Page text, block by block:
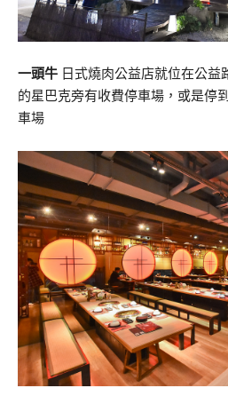
一頭牛 日式燒肉公益店就位在公益
的星巴克旁有收費停車場，或是停
車場